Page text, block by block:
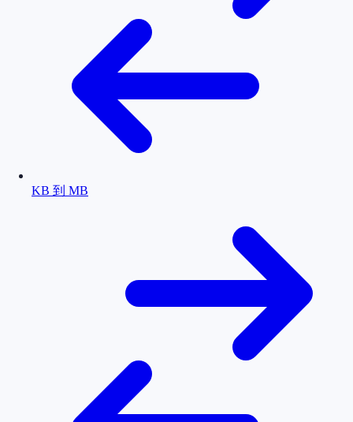
KB 到 MB